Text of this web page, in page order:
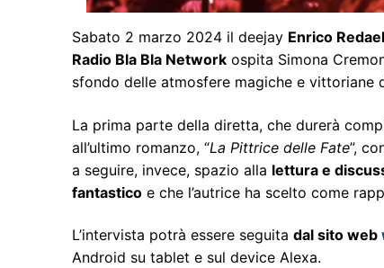
Sabato 2 marzo 2024 il deejay Enrico
Radio Bla Bla Network ospita Simona
sfondo delle atmosfere magiche e vittoriane
La prima parte della diretta, che durerà
all’ultimo romanzo, “La Pittrice delle Fate”,
a seguire, invece, spazio alla lettura e
fantastico e che l’autrice ha scelto come
L’intervista potrà essere seguita dal sito web
Android su tablet e sul device Alexa.